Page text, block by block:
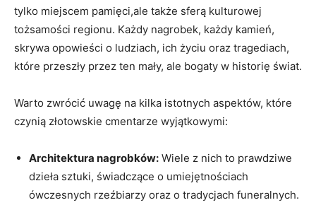
tylko​ miejscem pamięci,ale także sferą⁤ kulturowej
tożsamości⁣ regionu. Każdy nagrobek, każdy kamień,
skrywa opowieści o ludziach, ich życiu oraz tragediach,
które przeszły przez ⁢ten mały,⁣ ale ⁢bogaty w historię ⁣świat.
Warto zwrócić uwagę na kilka istotnych⁤ aspektów, które
czynią złotowskie cmentarze wyjątkowymi:
Architektura nagrobków: Wiele z nich to prawdziwe
dzieła sztuki, świadczące ⁣o umiejętnościach
ówczesnych rzeźbiarzy‍ oraz o tradycjach funeralnych.